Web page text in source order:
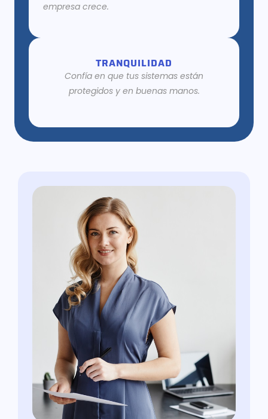
empresa crece.
TRANQUILIDAD
Confía en que tus sistemas están
protegidos y en buenas manos.